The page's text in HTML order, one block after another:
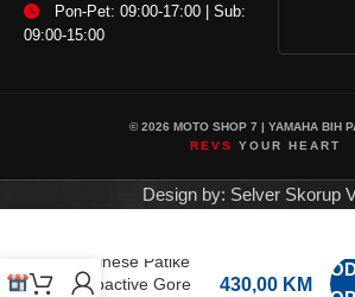
Pon-Pet: 09:00-17:00 | Sub:
09:00-15:00
© 2026 MOTO SHOP 7 | YAMAHA BIH
REVS
YOUR HEART
Design by: Selver Skorup
Dainese Patike
Urbactive Gore
430,00 KM